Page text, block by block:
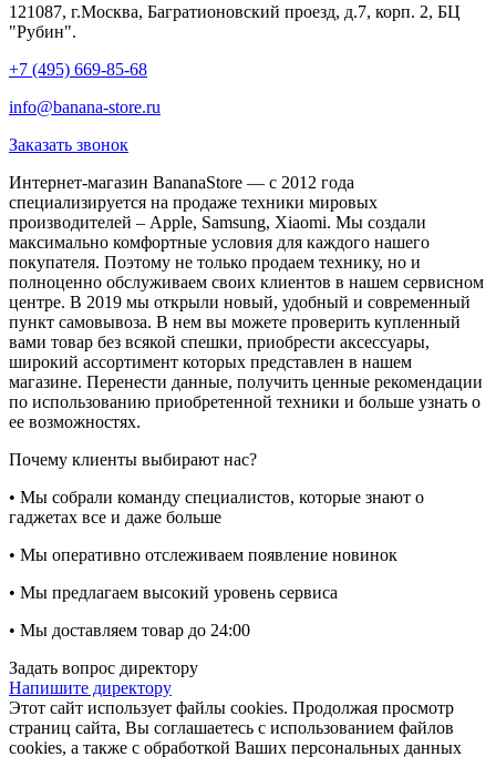
121087, г.Москва, Багратионовский проезд, д.7, корп. 2, БЦ
"Рубин".
+7 (495) 669-85-68
info@banana-store.ru
Заказать звонок
Интернет-магазин BananaStore — с 2012 года
специализируется на продаже техники мировых
производителей – Apple, Samsung, Xiaomi. Мы создали
максимально комфортные условия для каждого нашего
покупателя. Поэтому не только продаем технику, но и
полноценно обслуживаем своих клиентов в нашем сервисном
центре. В 2019 мы открыли новый, удобный и современный
пункт самовывоза. В нем вы можете проверить купленный
вами товар без всякой спешки, приобрести аксессуары,
широкий ассортимент которых представлен в нашем
магазине. Перенести данные, получить ценные рекомендации
по использованию приобретенной техники и больше узнать о
ее возможностях.
Почему клиенты выбирают нас?
• Мы собрали команду специалистов, которые знают о
гаджетах все и даже больше
• Мы оперативно отслеживаем появление новинок
• Мы предлагаем высокий уровень сервиса
• Мы доставляем товар до 24:00
Задать вопрос директору
Напишите директору
Этот сайт использует файлы cookies. Продолжая просмотр
страниц сайта, Вы соглашаетесь с использованием файлов
cookies, а также с обработкой Ваших персональных данных